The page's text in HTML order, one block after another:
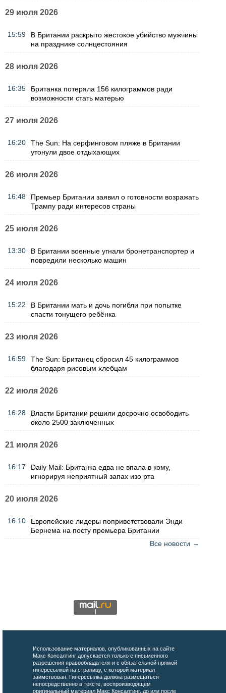
29 июля 2026
15:59
В Британии раскрыто жестокое убийство мужчины
на празднике солнцестояния
28 июля 2026
16:35
Британка потеряла 156 килограммов ради
возможности стать матерью
27 июля 2026
16:20
The Sun: На серфинговом пляже в Британии
утонули двое отдыхающих
26 июля 2026
16:48
Премьер Британии заявил о готовности возражать
Трампу ради интересов страны
25 июля 2026
13:30
В Британии военные угнали бронетранспортер и
повредили несколько машин
24 июля 2026
15:22
В Британии мать и дочь погибли при попытке
спасти тонущего ребёнка
23 июля 2026
16:59
The Sun: Британец сбросил 45 килограммов
благодаря рисовым хлебцам
22 июля 2026
16:28
Власти Британии решили досрочно освободить
около 2500 заключенных
21 июля 2026
16:17
Daily Mail: Британка едва не впала в кому,
игнорируя неприятный запах изо рта
20 июля 2026
16:10
Европейские лидеры поприветствовали Энди
Бернема на посту премьера Британии
Все новости →
Использование материалов, опубликованных на сайте
Макс Консалтинг допускается только с письменного
разрешения правообладателя и с обязательной прямой
гиперссылкой на страницу, с которой материал
заимствован. Гиперссылка должна размещаться
непосредственно в тексте, воспроизводящем
оригинальный материал Макс Консалтинг, до или после